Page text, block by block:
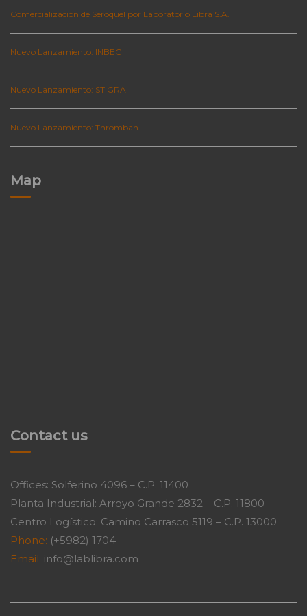
Comercialización de Seroquel por Laboratorio Libra S.A.
Nuevo Lanzamiento: INBEC
Nuevo Lanzamiento: STIGRA
Nuevo Lanzamiento: Thromban
Map
Contact us
Offices: Solferino 4096 – C.P. 11400
Planta Industrial: Arroyo Grande 2832 – C.P. 11800
Centro Logístico: Camino Carrasco 5119 – C.P. 13000
Phone: (+5982) 1704
Email: info@lablibra.com